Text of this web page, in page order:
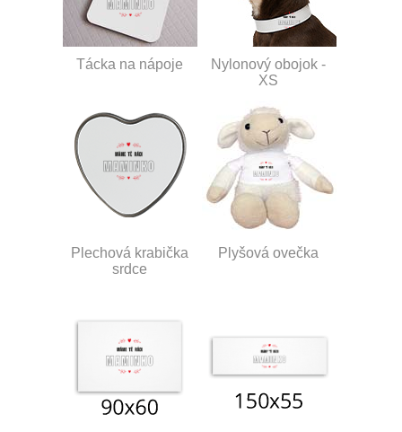
Tácka na nápoje
Nylonový obojok -
XS
Plechová krabička
srdce
Plyšová ovečka